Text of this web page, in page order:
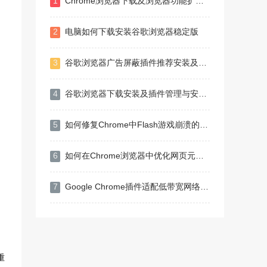
2 电脑如何下载安装谷歌浏览器稳定版
3 谷歌浏览器广告屏蔽插件推荐安装及使用方法详解
4 谷歌浏览器下载安装及插件管理与安全防护
5 如何修复Chrome中Flash游戏崩溃的问题
6 如何在Chrome浏览器中优化网页元素加载顺序
7 Google Chrome插件适配低带宽网络体验是否良好